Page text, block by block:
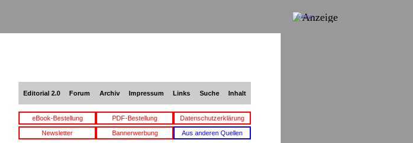
Editorial 2.0 Forum Archiv Impressum Links Suche Inhalt
eBook-Bestellung PDF-Bestellung Datenschutzerklärung
Newsletter Bannerwerbung Aus anderen Quellen
Anzeige